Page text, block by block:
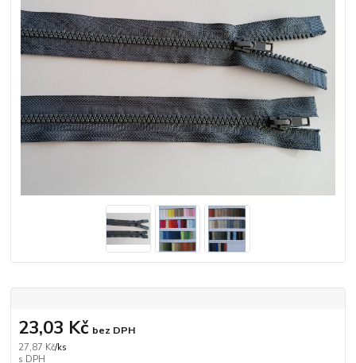
27,87 Kč/ks
23,03 Kč bez DPH